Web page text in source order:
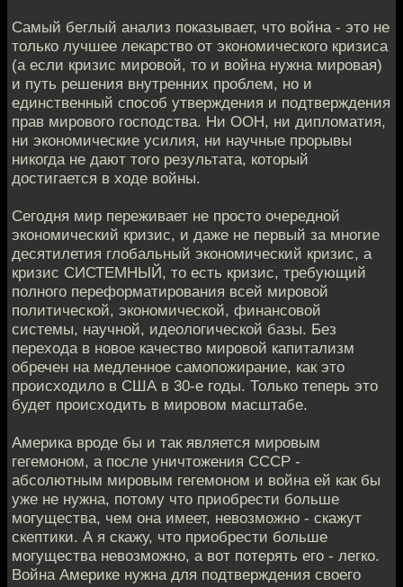
Самый беглый анализ показывает, что война - это не
только лучшее лекарство от экономического кризиса
(а если кризис мировой, то и война нужна мировая)
и путь решения внутренних проблем, но и
единственный способ утверждения и подтверждения
прав мирового господства. Ни ООН, ни дипломатия,
ни экономические усилия, ни научные прорывы
никогда не дают того результата, который
достигается в ходе войны.
Сегодня мир переживает не просто очередной
экономический кризис, и даже не первый за многие
десятилетия глобальный экономический кризис, а
кризис СИСТЕМНЫЙ, то есть кризис, требующий
полного переформатирования всей мировой
политической, экономической, финансовой
системы, научной, идеологической базы. Без
перехода в новое качество мировой капитализм
обречен на медленное самопожирание, как это
происходило в США в 30-е годы. Только теперь это
будет происходить в мировом масштабе.
Америка вроде бы и так является мировым
гегемоном, а после уничтожения СССР -
абсолютным мировым гегемоном и война ей как бы
уже не нужна, потому что приобрести больше
могущества, чем она имеет, невозможно - скажут
скептики. А я скажу, что приобрести больше
могущества невозможно, а вот потерять его - легко.
Война Америке нужна для подтверждения своего